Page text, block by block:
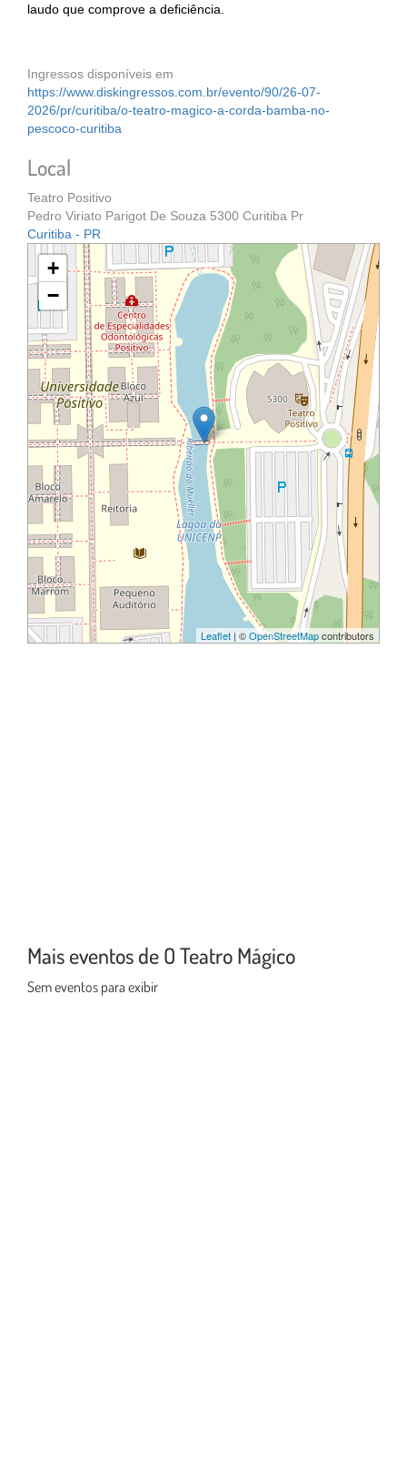
laudo que comprove a deficiência.
Ingressos disponíveis em
https://www.diskingressos.com.br/evento/90/26-07-
2026/pr/curitiba/o-teatro-magico-a-corda-bamba-no-
pescoco-curitiba
Local
Teatro Positivo
Pedro Viriato Parigot De Souza 5300 Curitiba Pr
Curitiba - PR
+
−
Leaflet | ©OpenStreetMapcontributors
Mais eventos de O Teatro Mágico
Sem eventos para exibir